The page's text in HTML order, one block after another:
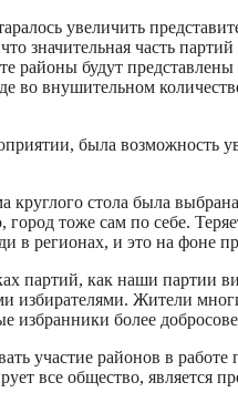
увеличить
значительная часть
районы будут
внушительном
была возможность
стола была
тоже сам по себе.
в регионах, и это на фоне
партий, как наши партии
избирателями. Жители
избранники более
участие районов в
все общество,